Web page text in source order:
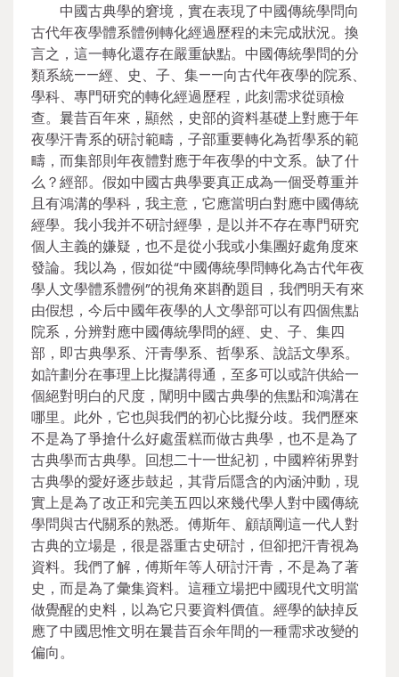
中國古典學的窘境，實在表現了中國傳統學問向
古代年夜學體系體例轉化經過歷程的未完成狀況。換
言之，這一轉化還存在嚴重缺點。中國傳統學問的分
類系統——經、史、子、集——向古代年夜學的院系、
學科、專門研究的轉化經過歷程，此刻需求從頭檢
查。曩昔百年來，顯然，史部的資料基礎上對應于年
夜學汗青系的研討範疇，子部重要轉化為哲學系的範
疇，而集部則年夜體對應于年夜學的中文系。缺了什
么？經部。假如中國古典學要真正成為一個受尊重并
且有鴻溝的學科，我主意，它應當明白對應中國傳統
經學。我小我并不研討經學，是以并不存在專門研究
個人主義的嫌疑，也不是從小我或小集團好處角度來
發論。我以為，假如從“中國傳統學問轉化為古代年夜
學人文學體系體例”的視角來斟酌題目，我們明天有來
由假想，今后中國年夜學的人文學部可以有四個焦點
院系，分辨對應中國傳統學問的經、史、子、集四
部，即古典學系、汗青學系、哲學系、說話文學系。
如許劃分在事理上比擬講得通，至多可以或許供給一
個絕對明白的尺度，闡明中國古典學的焦點和鴻溝在
哪里。此外，它也與我們的初心比擬分歧。我們歷來
不是為了爭搶什么好處蛋糕而做古典學，也不是為了
古典學而古典學。回想二十一世紀初，中國粹術界對
古典學的愛好逐步鼓起，其背后隱含的內涵沖動，現
實上是為了改正和完美五四以來幾代學人對中國傳統
學問與古代關系的熟悉。傅斯年、顧頡剛這一代人對
古典的立場是，很是器重古史研討，但卻把汗青視為
資料。我們了解，傅斯年等人研討汗青，不是為了著
史，而是為了彙集資料。這種立場把中國現代文明當
做覺醒的史料，以為它只要資料價值。經學的缺掉反
應了中國思惟文明在曩昔百余年間的一種需求改變的
偏向。